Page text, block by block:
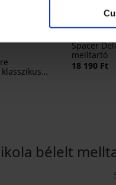
5
Bestseller
Spacer
melltartó
18 190 Ft
bélelt